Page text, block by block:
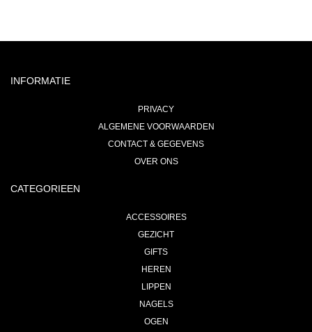
INFORMATIE
PRIVACY
ALGEMENE VOORWAARDEN
CONTACT & GEGEVENS
OVER ONS
CATEGORIEEN
ACCESSOIRES
GEZICHT
GIFTS
HEREN
LIPPEN
NAGELS
OGEN